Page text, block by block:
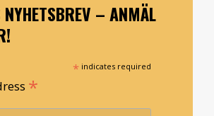
NYHETSBREV – ANMÄL
* indicates required
*